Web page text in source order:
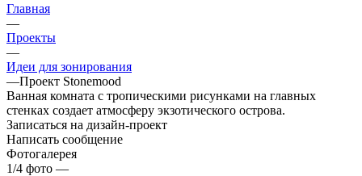
Главная
—
Проекты
—
Идеи для зонирования
—Проект Stonemood
Ванная комната с тропическими рисунками на главных
стенках создает атмосферу экзотического острова.
Записаться на дизайн-проект
Написать сообщение
Фотогалерея
1/4 фото —